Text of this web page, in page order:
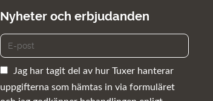
Nyheter och erbjudanden
Jag har tagit del av hur Tuxer hanterar
uppgifterna som hämtas in via formuläret